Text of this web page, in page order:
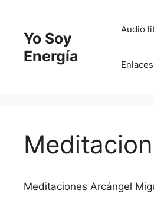
contenidoYo Soy
Energía
Audio
Enlaces
Meditaciones Arcángel